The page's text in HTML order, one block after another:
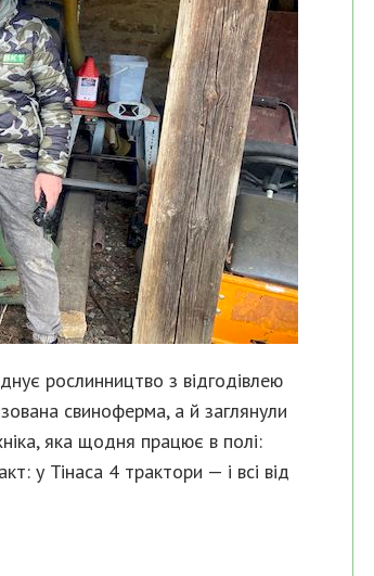
рослинництво з відгодівлею
свиноферма, а й заглянули
яка щодня працює в полі:
у Тінаса 4 трактори — і всі від